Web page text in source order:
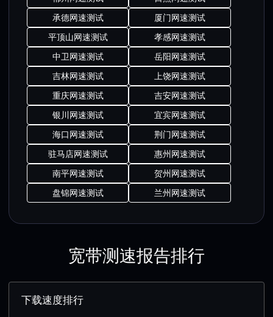
承德网速测试
厦门网速测试
平顶山网速测试
孝感网速测试
中卫网速测试
岳阳网速测试
吉林网速测试
上饶网速测试
重庆网速测试
吉安网速测试
银川网速测试
宜宾网速测试
海口网速测试
荆门网速测试
驻马店网速测试
惠州网速测试
南平网速测试
贺州网速测试
盘锦网速测试
兰州网速测试
宽带测速报告排行
下载速度排行